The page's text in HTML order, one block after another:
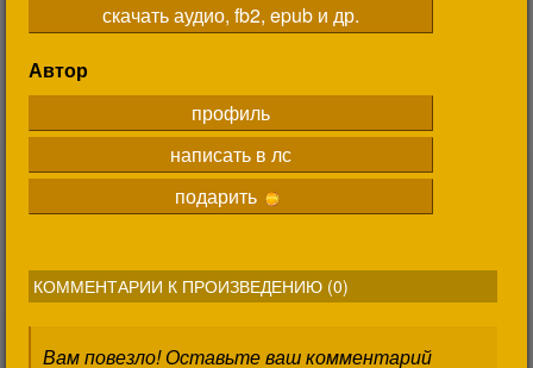
скачать аудио, fb2, epub и др.
Автор
профиль
написать в лс
подарить
КОММЕНТАРИИ К ПРОИЗВЕДЕНИЮ (0)
Вам повезло! Оставьте ваш комментарий